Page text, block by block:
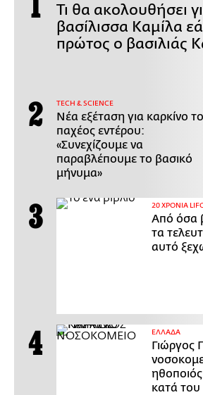
Τι θα ακολουθήσει
βασίλισσα Καμίλα
πρώτος ο βασιλιάς
ΤECH & SCIENCE
Νέα εξέταση για καρκίνο
παχέος εντέρου:
«Συνεχίζουμε να
παραβλέπουμε το βασικό
μήνυμα»
20 ΧΡΟΝΙΑ
Από όσα
τα
αυτό
ΕΛΛΑΔΑ
Γιώργος
κατά του